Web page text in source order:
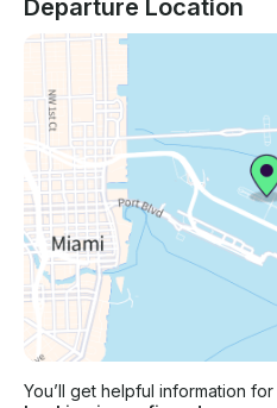
Departure Location
You’ll get helpful information